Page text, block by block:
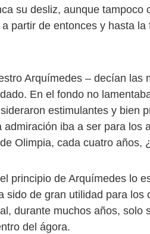
desliz, aunque tampoco
partir de entonces y hasta
Arquímedes – decían las
En el fondo no
estimulantes y bien
iba a ser para los
Olimpia, cada cuatro años,
de Arquímedes lo
sido de gran utilidad para los
durante muchos años, solo
del ágora.